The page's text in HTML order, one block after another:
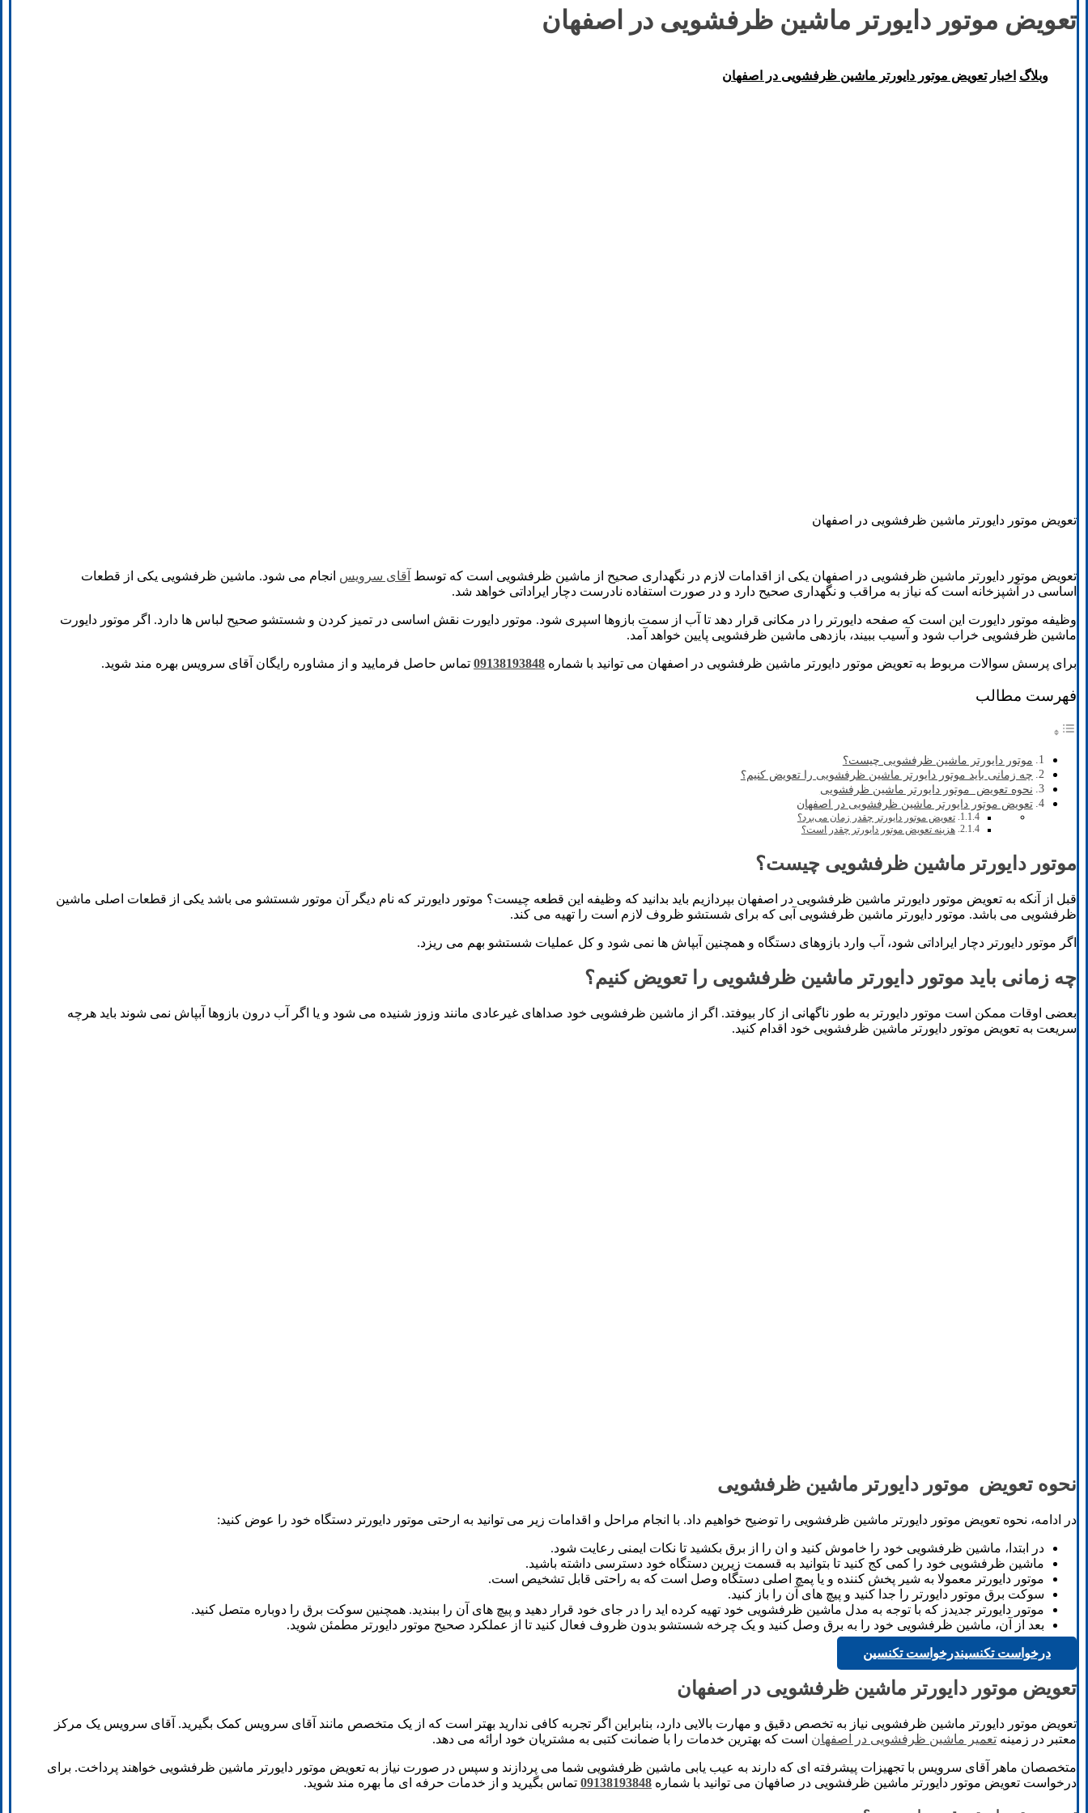
تعویض موتور دایورتر ماشین ظرفشویی در اصفهان
وبلاگ اخبار تعویض موتور دایورتر ماشین ظرفشویی در اصفهان
تعویض موتور دایورتر ماشین ظرفشویی در اصفهان
تعویض موتور دایورتر ماشین ظرفشویی در اصفهان یکی از اقدامات لازم در نگهداری صحیح از ماشین ظرفشویی است که توسط آقای سرویس انجام می شود. ماشین ظرفشویی یکی از قطعات
اساسی در آشپزخانه است که نیاز به مراقب و نگهداری صحیح دارد و در صورت استفاده نادرست دچار ایراداتی خواهد شد.
وظیفه موتور دایورت این است که صفحه دایورتر را در مکانی قرار دهد تا آب از سمت بازوها اسپری شود. موتور دایورت نقش اساسی در تمیز کردن و شستشو صحیح لباس ها دارد. اگر موتور دایورت
ماشین ظرفشویی خراب شود و آسیب ببیند، بازدهی ماشین ظرفشویی پایین خواهد آمد.
برای پرسش سوالات مربوط به تعویض موتور دایورتر ماشین ظرفشویی در اصفهان می توانید با شماره 09138193848 تماس حاصل فرمایید و از مشاوره رایگان آقای سرویس بهره مند شوید.
فهرست مطالب
موتور دایورتر ماشین ظرفشویی چیست؟
چه زمانی باید موتور دایورتر ماشین ظرفشویی را تعویض کنیم؟
نحوه تعویض موتور دایورتر ماشین ظرفشویی
تعویض موتور دایورتر ماشین ظرفشویی در اصفهان
تعویض موتور دایورتر چقدر زمان می‌برد؟
هزینه تعویض موتور دایورتر چقدر است؟
موتور دایورتر ماشین ظرفشویی چیست؟
قبل از آنکه به تعویض موتور دایورتر ماشین ظرفشویی در اصفهان بپردازیم باید بدانید که وظیفه این قطعه چیست؟ موتور دایورتر که نام دیگر آن موتور شستشو می باشد یکی از قطعات اصلی ماشین
ظرفشویی می باشد. موتور دایورتر ماشین ظرفشویی آبی که برای شستشو ظروف لازم است را تهیه می کند.
اگر موتور دایورتر دچار ایراداتی شود، آب وارد بازوهای دستگاه و همچنین آبپاش ها نمی شود و کل عملیات شستشو بهم می ریزد.
چه زمانی باید موتور دایورتر ماشین ظرفشویی را تعویض کنیم؟
بعضی اوقات ممکن است موتور دایورتر به طور ناگهانی از کار بیوفتد. اگر از ماشین ظرفشویی خود صداهای غیرعادی مانند وزوز شنیده می شود و یا اگر آب درون بازوها آبپاش نمی شوند باید هرچه
سریعت به تعویض موتور دایورتر ماشین ظرفشویی خود اقدام کنید.
نحوه تعویض موتور دایورتر ماشین ظرفشویی
در ادامه، نحوه تعویض موتور دایورتر ماشین ظرفشویی را توضیح خواهیم داد. با انجام مراحل و اقدامات زیر می توانید به ارحتی موتور دایورتر دستگاه خود را عوض کنید:
در ابتدا، ماشین ظرفشویی خود را خاموش کنید و ان را از برق بکشید تا نکات ایمنی رعایت شود.
ماشین ظرفشویی خود را کمی کج کنید تا بتوانید به قسمت زیرین دستگاه خود دسترسی داشته باشید.
موتور دایورتر معمولا به شیر پخش کننده و یا پمچ اصلی دستگاه وصل است که به راحتی قابل تشخیص است.
سوکت برق موتور دایورتر را جدا کنید و پیچ های آن را باز کنید.
موتور دایورتر جدیدز که با توجه به مدل ماشین ظرفشویی خود تهیه کرده اید را در جای خود قرار دهید و پیچ های آن را ببندید. همچنین سوکت برق را دوباره متصل کنید.
بعد از آن، ماشین ظرفشویی خود را به برق وصل کنید و یک چرخه شستشو بدون ظروف فعال کنید تا از عملکرد صحیح موتور دایورتر مطمئن شوید.
درخواست تکنسیندرخواست تکنسین
تعویض موتور دایورتر ماشین ظرفشویی در اصفهان
تعویض موتور دایورتر ماشین ظرفشویی نیاز به تخصص دقیق و مهارت بالایی دارد، بنابراین اگر تجربه کافی ندارید بهتر است که از یک متخصص مانند آقای سرویس کمک بگیرید. آقای سرویس یک مرکز
معتبر در زمینه تعمیر ماشین ظرفشویی در اصفهان است که بهترین خدمات را با ضمانت کتبی به مشتریان خود ارائه می دهد.
متخصصان ماهر آقای سرویس با تجهیزات پیشرفته ای که دارند به عیب یابی ماشین ظرفشویی شما می پردازند و سپس در صورت نیاز به تعویض موتور دایورتر ماشین ظرفشویی خواهند پرداخت. برای
درخواست تعویض موتور دایورتر ماشین ظرفشویی در صافهان می توانید با شماره 09138193848 تماس بگیرید و از خدمات حرفه ای ما بهره مند شوید.